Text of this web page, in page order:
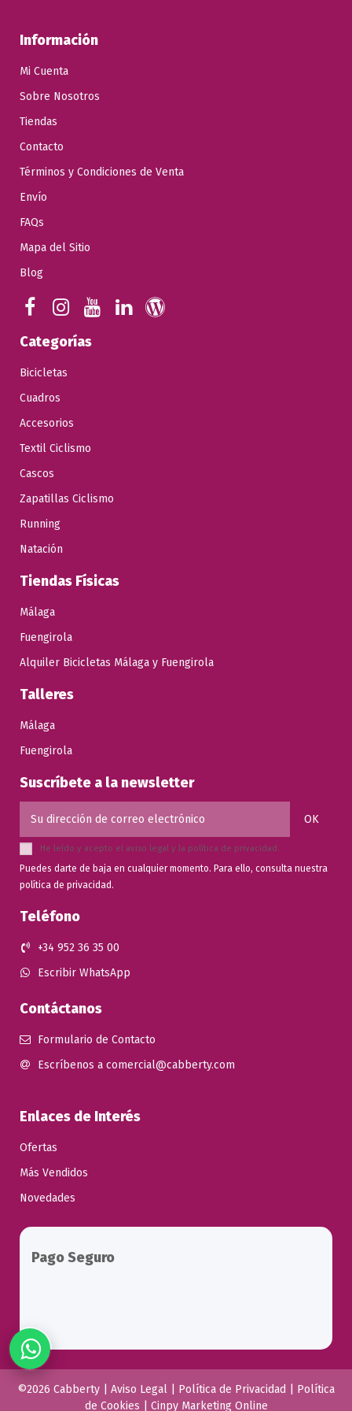
Información
Mi Cuenta
Sobre Nosotros
Tiendas
Contacto
Términos y Condiciones de Venta
Envío
FAQs
Mapa del Sitio
Blog
Categorías
Bicicletas
Cuadros
Accesorios
Textil Ciclismo
Cascos
Zapatillas Ciclismo
Running
Natación
Tiendas Físicas
Málaga
Fuengirola
Alquiler Bicicletas Málaga y Fuengirola
Talleres
Málaga
Fuengirola
Suscríbete a la newsletter
He leído y acepto el aviso legal y la política de privacidad.
Puedes darte de baja en cualquier momento. Para ello, consulta nuestra
política de privacidad.
Teléfono
+34 952 36 35 00
Escribir WhatsApp
Contáctanos
Formulario de Contacto
Escríbenos a comercial@cabberty.com
Enlaces de Interés
Ofertas
Más Vendidos
Novedades
Pago Seguro
©2026 Cabberty | Aviso Legal Política de Privacidad
Política
de Cookies
Cinpy Marketing Online